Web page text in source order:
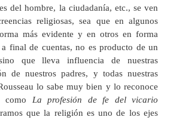
del hombre, la ciudadanía, etc., se ven
religiosas, sea que en algunos
más evidente y en otros en forma
final de cuentas, no es producto de un
que lleva influencia de nuestras
de nuestros padres, y todas nuestras
lo sabe muy bien y lo reconoce
como La profesión de fe del vicario
que la religión es uno de los ejes